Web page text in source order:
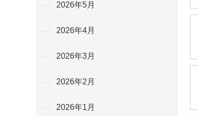
2026年5月
2026年4月
2026年3月
2026年2月
2026年1月